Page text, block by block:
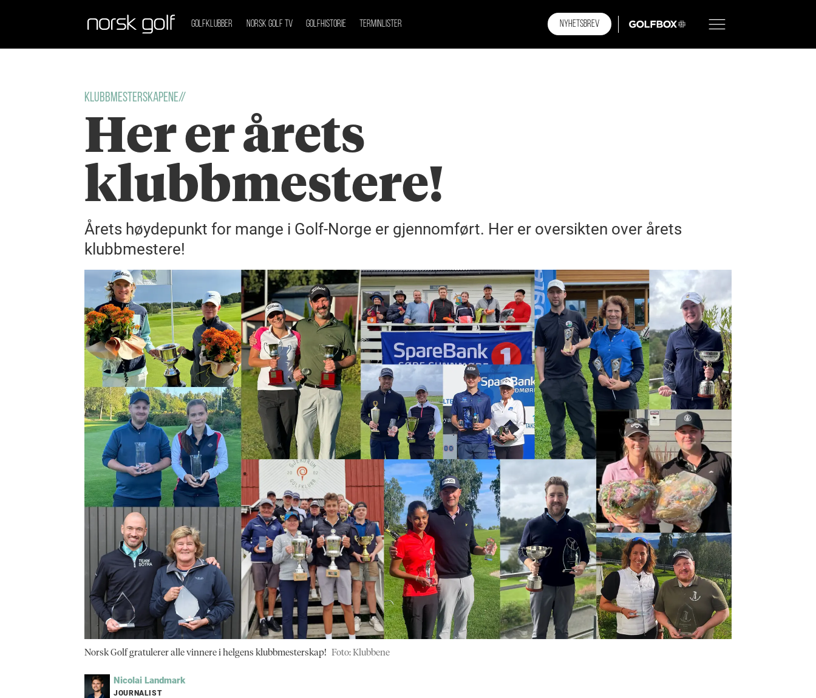
GOLFKLUBBER NORSK GOLF TV GOLFHISTORIE TERMINLISTER NYHETSBREV GOLFBOX
Klubbmesterskapene//
Her er årets
klubbmestere!
Årets høydepunkt for mange i Golf-Norge er gjennomført. Her er oversikten over årets
klubbmestere!
Norsk Golf gratulerer alle vinnere i helgens klubbmesterskap! Foto: Klubbene
Nicolai Landmark
JOURNALIST